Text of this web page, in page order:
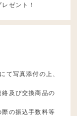
ゼント！
て写真添付の上、
及び交換商品の
の振込手数料等